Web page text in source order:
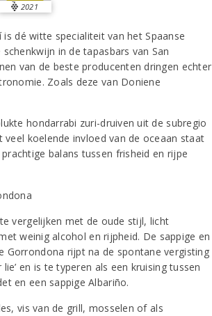
2021
dé witte specialiteit van het Spaanse
in de tapasbars van San
van de beste producenten dringen echter
Zoals deze van Doniene
hondarrabi zuri-druiven uit de subregio
veel koelende invloed van de oceaan staat
balans tussen frisheid en rijpe
vergelijken met de oude stijl, licht
weinig alcohol en rijpheid. De sappige en
Gorrondona rijpt na de spontane vergisting
en is te typeren als een kruising tussen
en een sappige Albariño.
vis van de grill, mosselen of als